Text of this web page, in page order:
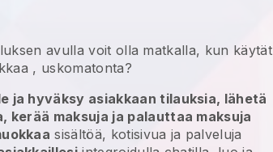
avullavoit olla matkalla, kun käytät
, uskomatonta?
ja hyväksy asiakkaan tilauksia, lähetä
kerää maksuja ja palauttaa maksuja
sisältöä, kotisivua ja palveluja